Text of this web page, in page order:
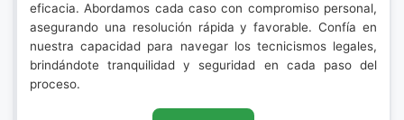
eficacia. Abordamos cada caso con compromiso personal,
asegurando una resolución rápida y favorable. Confía en
nuestra capacidad para navegar los tecnicismos legales,
brindándote tranquilidad y seguridad en cada paso del
proceso.